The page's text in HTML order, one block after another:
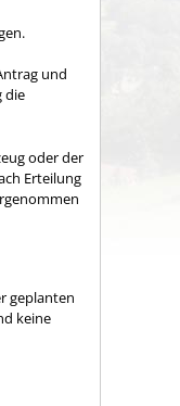
und
die
oder der
Erteilung
geplanten
keine